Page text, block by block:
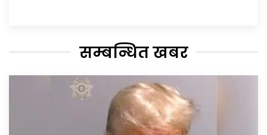
सम्बन्धित खबर